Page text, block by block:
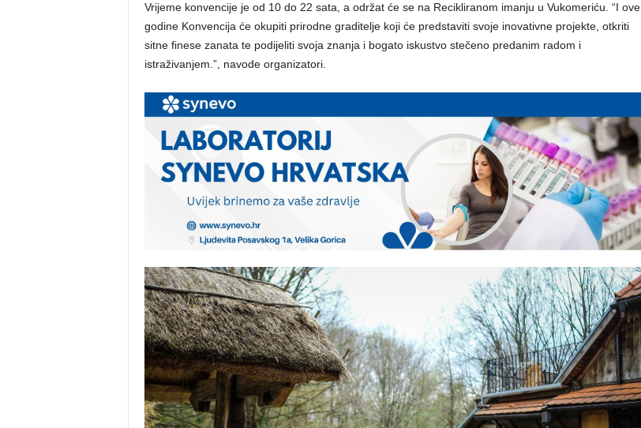
Vrijeme konvencije je od 10 do 22 sata, a održat će se na Recikliranom imanju u Vukomeriću. “I ove
godine Konvencija će okupiti prirodne graditelje koji će predstaviti svoje inovativne projekte, otkriti
sitne finese zanata te podijeliti svoja znanja i bogato iskustvo stečeno predanim radom i
istraživanjem.”, navode organizatori.